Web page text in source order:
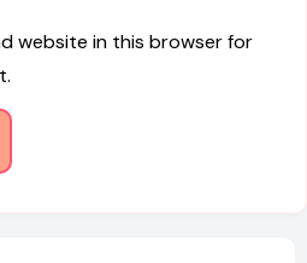
website in this browser for